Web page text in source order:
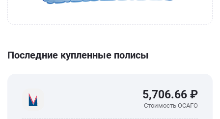
Последние купленные полисы
5,706.66 ₽
Стоимость ОСАГО